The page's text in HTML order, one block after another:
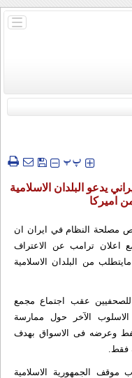
باز
‍‍‍ پپ
يدعو البلدان الاسلامية
اميركا
مصلحة النظام في ايران ان
مع اعلان ترامب عن الاعتراف
من البلدان الاسلامية
عقب اجتماع مجمع
الآخر حول ممارسة
وعرضه فی الاسواق بهدف
فقط.
الجمهوریة الاسلامیة